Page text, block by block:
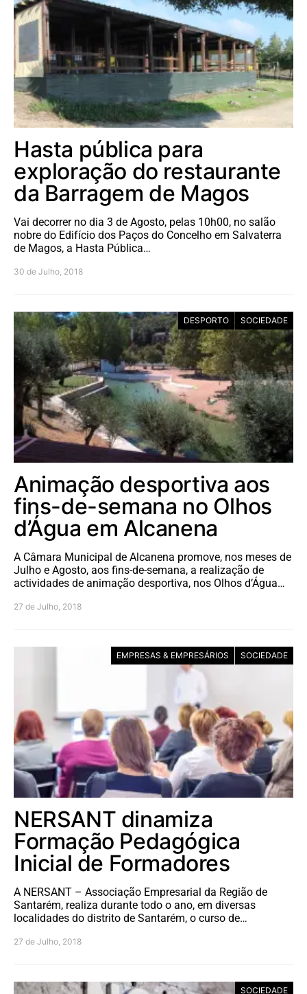
Hasta pública para
exploração do restaurante
da Barragem de Magos
Vai decorrer no dia 3 de Agosto, pelas 10h00, no salão
nobre do Edifício dos Paços do Concelho em Salvaterra
de Magos, a Hasta Pública…
30 de Julho, 2018
DESPORTO SOCIEDADE
Animação desportiva aos
fins-de-semana no Olhos
d’Água em Alcanena
A Câmara Municipal de Alcanena promove, nos meses de
Julho e Agosto, aos fins-de-semana, a realização de
actividades de animação desportiva, nos Olhos d’Água…
27 de Julho, 2018
EMPRESAS & EMPRESÁRIOS SOCIEDADE
NERSANT dinamiza
Formação Pedagógica
Inicial de Formadores
A NERSANT – Associação Empresarial da Região de
Santarém, realiza durante todo o ano, em diversas
localidades do distrito de Santarém, o curso de…
27 de Julho, 2018
SOCIEDADE